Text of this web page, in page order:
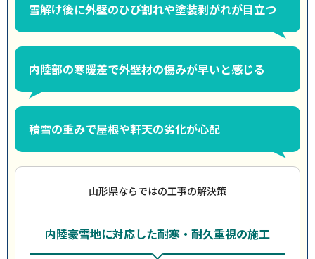
雪解け後に外壁のひび割れや塗装剥がれが目立つ
内陸部の寒暖差で外壁材の傷みが早いと感じる
積雪の重みで屋根や軒天の劣化が心配
山形県ならではの工事の解決策
内陸豪雪地に対応した耐寒・耐久重視の施工